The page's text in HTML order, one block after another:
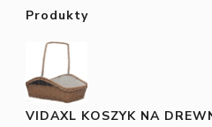
Produkty
VIDAXL KOSZYK NA